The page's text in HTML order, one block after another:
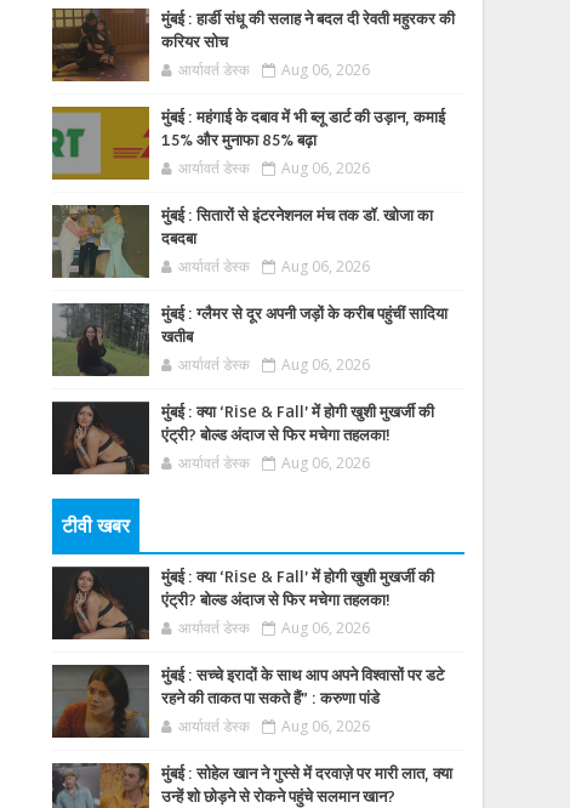
मुंबई : हार्डी संधू की सलाह ने बदल दी रेवती महुरकर की
करियर सोच
आर्यावर्त डेस्क Aug 06, 2026
मुंबई : महंगाई के दबाव में भी ब्लू डार्ट की उड़ान, कमाई
15% और मुनाफा 85% बढ़ा
आर्यावर्त डेस्क Aug 06, 2026
मुंबई : सितारों से इंटरनेशनल मंच तक डॉ. खोजा का
दबदबा
आर्यावर्त डेस्क Aug 06, 2026
मुंबई : ग्लैमर से दूर अपनी जड़ों के करीब पहुंचीं सादिया
खतीब
आर्यावर्त डेस्क Aug 06, 2026
मुंबई : क्या ‘Rise & Fall’ में होगी खुशी मुखर्जी की
एंट्री? बोल्ड अंदाज से फिर मचेगा तहलका!
आर्यावर्त डेस्क Aug 06, 2026
टीवी खबर
मुंबई : क्या ‘Rise & Fall’ में होगी खुशी मुखर्जी की
एंट्री? बोल्ड अंदाज से फिर मचेगा तहलका!
आर्यावर्त डेस्क Aug 06, 2026
मुंबई : सच्चे इरादों के साथ आप अपने विश्वासों पर डटे
रहने की ताकत पा सकते हैं” : करुणा पांडे
आर्यावर्त डेस्क Aug 06, 2026
मुंबई : सोहेल खान ने गुस्से में दरवाज़े पर मारी लात, क्या
उन्हें शो छोड़ने से रोकने पहुंचे सलमान खान?